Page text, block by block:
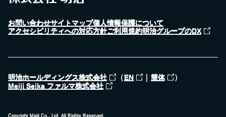
お問い合わせサイトマップ個人情報保護について
アクセシビリティへの対応方針ご利用規約明治グループのDX
明治ホールディングス株式会社 （EN ｜ 簡体 ）
Meiji Seika ファルマ株式会社
Copyright Meiji Co., Ltd. All Rights Reserved.